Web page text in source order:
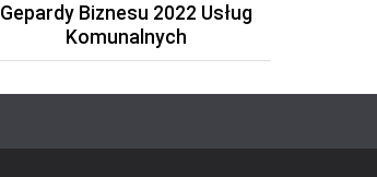
Gepardy Biznesu 2022 Usług
Komunalnych